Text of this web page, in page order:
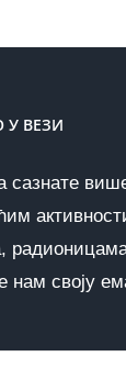
ВЕЗИ
сазнате
своју